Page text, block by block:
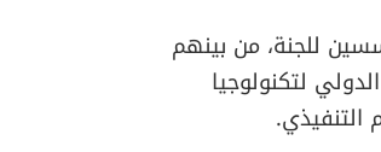
للجنة، من بينهم
لتكنولوجيا
التنفيذي.